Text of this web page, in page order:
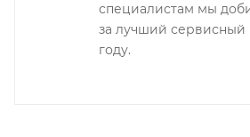
специалистам мы
за лучший сервисный
году.